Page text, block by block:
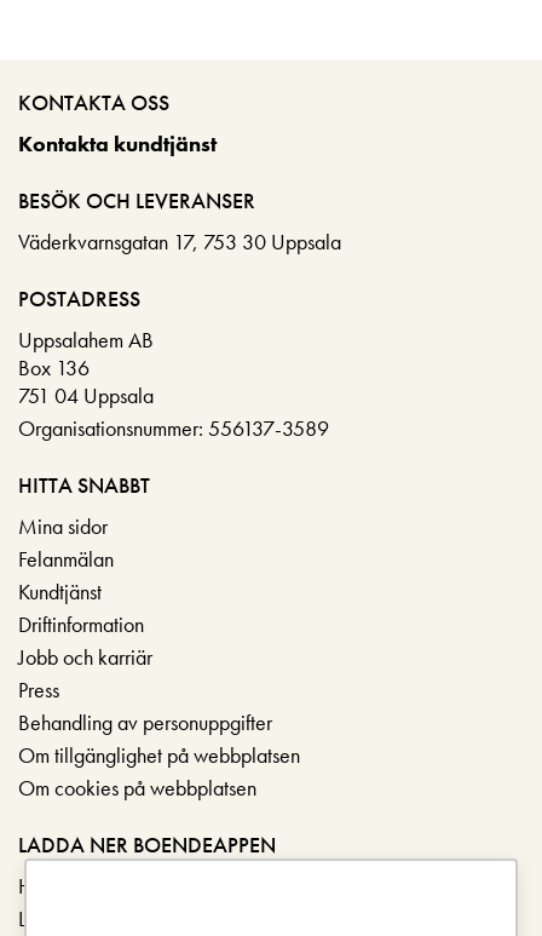
KONTAKTA OSS
Kontakta kundtjänst
BESÖK OCH LEVERANSER
Väderkvarnsgatan 17, 753 30 Uppsala
POSTADRESS
Uppsalahem AB
Box 136
751 04 Uppsala
Organisationsnummer: 556137-3589
HITTA SNABBT
Mina sidor
Felanmälan
Kundtjänst
Driftinformation
Jobb och karriär
Press
Behandling av personuppgifter
Om tillgänglighet på webbplatsen
Om cookies på webbplatsen
LADDA NER BOENDEAPPEN
Hämta i App Store
Ladda ner på Google Play